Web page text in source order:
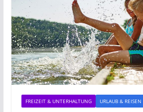
FREIZEIT & UNTERHALTUNG URLAUB & REISEN